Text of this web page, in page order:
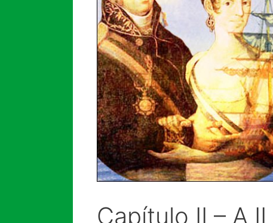
Capítulo II – A